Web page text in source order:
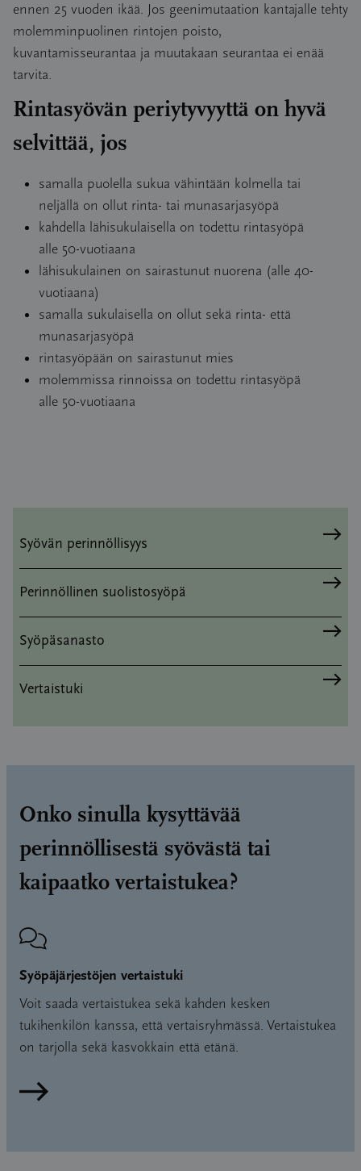
ennen 25 vuoden ikää. Jos geenimutaation kantajalle tehty
molemminpuolinen rintojen poisto,
kuvantamisseurantaa ja muutakaan seurantaa ei enää
tarvita.
Rintasyövän periytyvyyttä on hyvä
selvittää, jos
samalla puolella sukua vähintään kolmella tai
neljällä on ollut rinta- tai munasarjasyöpä
kahdella lähisukulaisella on todettu rintasyöpä
alle 50-vuotiaana
lähisukulainen on sairastunut nuorena (alle 40-
vuotiaana)
samalla sukulaisella on ollut sekä rinta- että
munasarjasyöpä
rintasyöpään on sairastunut mies
molemmissa rinnoissa on todettu rintasyöpä
alle 50-vuotiaana
Syövän perinnöllisyys
Perinnöllinen suolistosyöpä
Syöpäsanasto
Vertaistuki
Onko sinulla kysyttävää
perinnöllisestä syövästä tai
kaipaatko vertaistukea?
Syöpäjärjestöjen vertaistuki
Voit saada vertaistukea sekä kahden kesken
tukihenkilön kanssa, että vertaisryhmässä. Vertaistukea
on tarjolla sekä kasvokkain että etänä.
Lue lisää